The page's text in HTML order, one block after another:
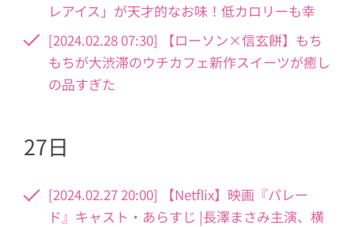
レアイス」が天才的なお味！低カロリーも幸
[2024.02.28 07:30] 【ローソン×信玄餅】もち
もちが大渋滞のウチカフェ新作スイーツが癒し
の品すぎた
27日
[2024.02.27 20:00] 【Netflix】映画『パレー
ド』キャスト・あらすじ |長澤まさみ主演、横